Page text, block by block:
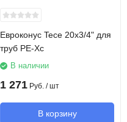
Евроконус Tece 20х3/4" для
труб PE-Xc
В наличии
1 271 Руб. / шт
В корзину